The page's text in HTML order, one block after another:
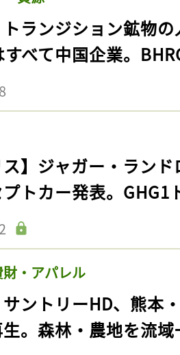
トランジション鉱物
すべて中国企業。
ス】ジャガー・ラン
トカー発表。GHG1
・アパレル
サントリーHD、熊本
。森林・農地を流